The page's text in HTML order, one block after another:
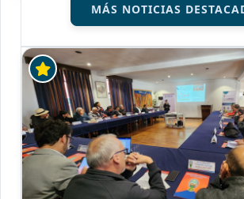
MÁS NOTICIAS